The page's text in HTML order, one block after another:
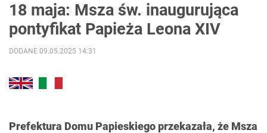
18 maja: Msza św. inaugurująca
pontyfikat Papieża Leona XIV
Prefektura Domu Papieskiego przekazała, że Msza
DODANE 09.05.2025 14:31